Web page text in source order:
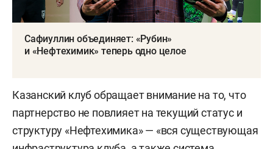
Сафиуллин объединяет: «Рубин»
и «Нефтехимик» теперь одно целое
Казанский клуб обращает внимание на то, что
партнерство не повлияет на текущий статус и
структуру «Нефтехимика» — «вся существующая